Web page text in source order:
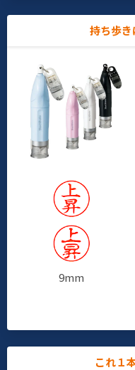
持ち歩き
9mm
これ１